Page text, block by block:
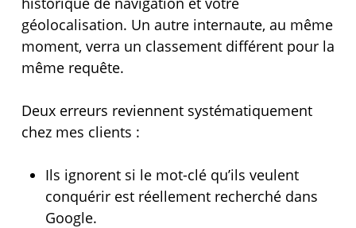
géolocalisation. Un autre internaute, au même
moment, verra un classement différent pour la
même requête.
Deux erreurs reviennent systématiquement
chez mes clients :
Ils ignorent si le mot-clé qu’ils veulent
conquérir est réellement recherché dans
Google.